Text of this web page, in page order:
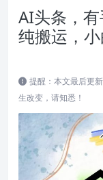
AI头条，
纯搬运，
提醒：本文最后更
生改变，请知悉！